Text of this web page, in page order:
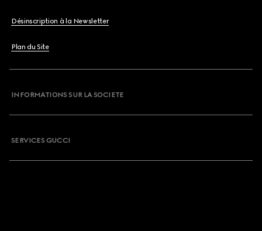
Désinscription à la Newsletter
Plan du Site
INFORMATIONS SUR LA SOCIETE
SERVICES GUCCI